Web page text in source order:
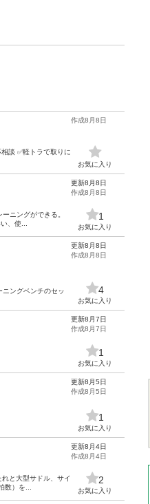
談 ✅軽トラで取りに
作成8月8日
お気に入り
ニングができる。
、使...
更新8月8日
作成8月8日
1
お気に入り
ングベンチのセッ
更新8月8日
作成8月8日
4
お気に入り
更新8月7日
作成8月7日
1
お気に入り
更新8月5日
作成8月5日
1
お気に入り
と大型サドル、サイ
数）を...
更新8月4日
作成8月4日
2
お気に入り